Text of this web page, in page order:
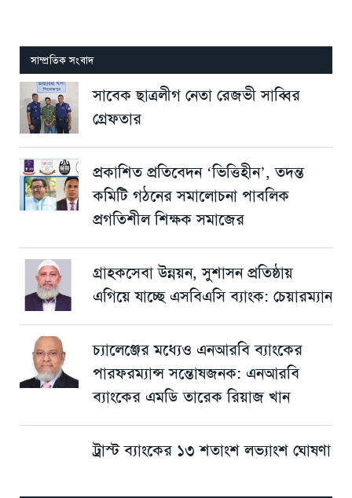
সাম্প্রতিক সংবাদ
সাবেক ছাত্রলীগ নেতা রেজভী সাব্বির
গ্রেফতার
প্রকাশিত প্রতিবেদন ‘ভিত্তিহীন’, তদন্ত
কমিটি গঠনের সমালোচনা পাবলিক
প্রগতিশীল শিক্ষক সমাজের
গ্রাহকসেবা উন্নয়ন, সুশাসন প্রতিষ্ঠায়
এগিয়ে যাচ্ছে এসবিএসি ব্যাংক: চেয়ারম্যান
চ্যালেঞ্জের মধ্যেও এনআরবি ব্যাংকের
পারফরম্যান্স সন্তোষজনক: এনআরবি
ব্যাংকের এমডি তারেক রিয়াজ খান
ট্রাস্ট ব্যাংকের ১৩ শতাংশ লভ্যাংশ ঘোষণা